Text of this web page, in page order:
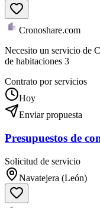
Cronoshare.com
Necesito un servicio de
de habitaciones 3
Contrato por servicios
Hoy
Enviar propuesta
Presupuestos de
Solicitud de servicio
Navatejera (León)